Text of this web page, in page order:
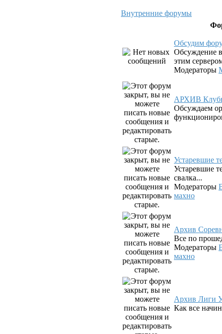
Внутренние форумы
Обсудим
Обсуждение
этим
Модераторы
АРХИВ
Обсуждаем
Устаревшие
Устаревшие
свалка...
Модераторы
махно
Архив
Все по
Модераторы
махно
Архив Лиги
Как все